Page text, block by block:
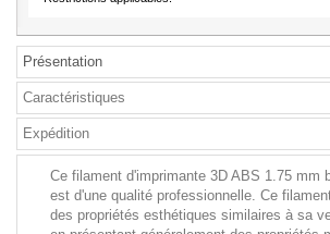
Présentation
Caractéristiques
Expédition
Ce filament d'imprimante 3D ABS 1.75 mm
est d'une qualité professionnelle. Ce
des propriétés esthétiques similaires à sa